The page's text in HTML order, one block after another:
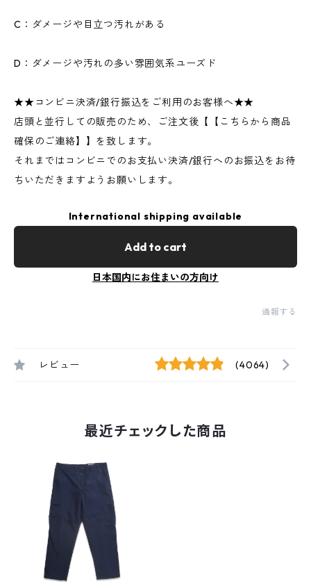
C：ダメージや目立つ汚れがある
D：ダメージや汚れの多い雰囲気系ユーズド
★★コンビニ決済/銀行振込をご利用のお客様へ★★
店頭と並行しての販売のため、ご注文後【【こちらから商品
確保のご連絡】】を致します。
それまではコンビニでのお支払い決済/銀行へのお振込をお待
ちいただきますようお願いします。
International shipping available
Add to cart
日本国内にお住まいの方向け
通報する
レビュー (4064)
最近チェックした商品